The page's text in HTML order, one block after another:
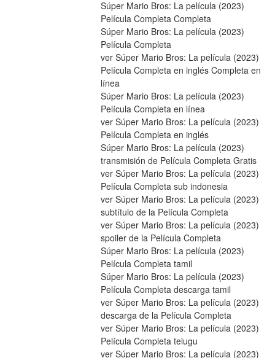
Súper Mario Bros: La película (2023)
Película Completa Completa
Súper Mario Bros: La película (2023)
Película Completa
ver Súper Mario Bros: La película (2023)
Película Completa en inglés Completa en
línea
Súper Mario Bros: La película (2023)
Película Completa en línea
ver Súper Mario Bros: La película (2023)
Película Completa en inglés
Súper Mario Bros: La película (2023)
transmisión de Película Completa Gratis
ver Súper Mario Bros: La película (2023)
Película Completa sub indonesia
ver Súper Mario Bros: La película (2023)
subtítulo de la Película Completa
ver Súper Mario Bros: La película (2023)
spoiler de la Película Completa
Súper Mario Bros: La película (2023)
Película Completa tamil
Súper Mario Bros: La película (2023)
Película Completa descarga tamil
ver Súper Mario Bros: La película (2023)
descarga de la Película Completa
ver Súper Mario Bros: La película (2023)
Película Completa telugu
ver Súper Mario Bros: La película (2023)